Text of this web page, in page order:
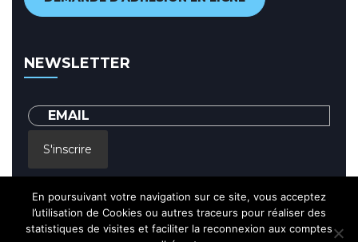
NEWSLETTER
S'inscrire
En renseignant votre adresse email, vous acceptez de recevoir par
courrier electronique notre lettre d'information et vous prenez
connaissance de notre Politique de confidentialité
En poursuivant votre navigation sur ce site, vous acceptez
l’utilisation de Cookies ou autres traceurs pour réaliser des
statistiques de visites et faciliter la reconnexion aux comptes